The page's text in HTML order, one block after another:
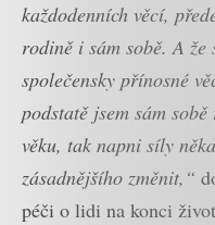
každodenních věcí,
rodině i sám sobě. A že
společensky přínosné
podstatě jsem sám
věku, tak napni síly
zásadnějšího změnit,“
péči o lidi na konci